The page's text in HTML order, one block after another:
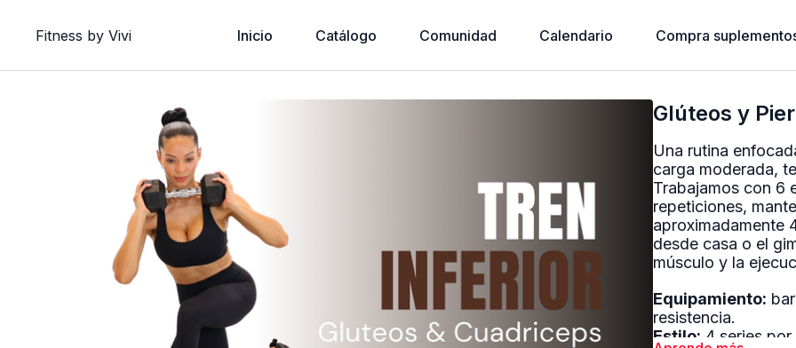
Fitness by Vivi Inicio Catálogo Comunidad Calendario Compra
Glúteos y
Una rutina
carga moderada,
Trabajamos con 6
repeticiones,
aproximadamente
desde casa o el
músculo y la
Equipamiento:
resistencia.
Estilo: 4 series